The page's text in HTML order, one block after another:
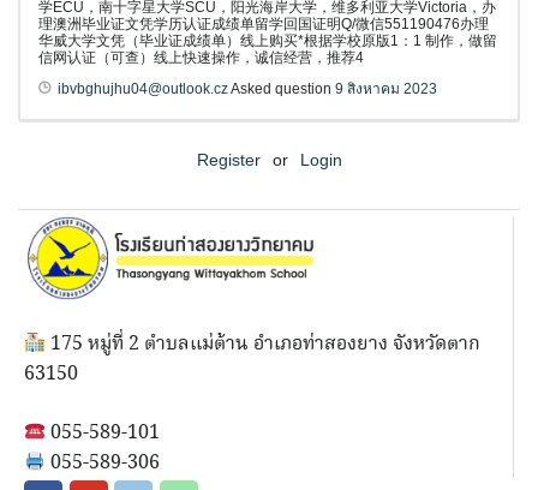
学ECU，南十字星大学SCU，阳光海岸大学，维多利亚大学Victoria，办
理澳洲毕业证文凭学历认证成绩单留学回国证明Q/微信551190476办理
华威大学文凭（毕业证成绩单）线上购买*根据学校原版1：1 制作，做留
信网认证（可查）线上快速操作，诚信经营，推荐4
ibvbghujhu04@outlook.czAsked question 9 สิงหาคม 2023
Register or Login
175 หมู่ที่ 2 ตำบลแม่ต้าน อำเภอท่าสองยาง จังหวัดตาก
63150
055-589-101
055-589-306